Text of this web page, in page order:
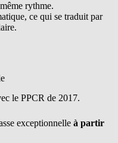
rythme.
ce qui se traduit par
le PPCR de 2017.
exceptionnelle à partir